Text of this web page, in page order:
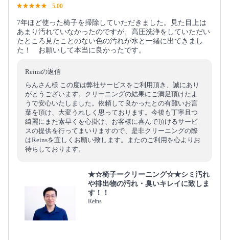
5.00
7年ほど使った椅子を掃除していただきました。見た目上は
あまり汚れていなかったのですが、高圧洗浄をしていただい
たところ見たことのない色の汚れが水と一緒に出てきまし
た！ お願いして本当に良かったです。
Reinsの返信
らんさん様 この度は弊社サービスをご利用頂き、誠にあり
がとうございます。クリーニングの結果にご満足頂けたよ
うで安心いたしました。依頼して良かったとの有難いお言
葉を頂け、大変うれしく思っております。今後も丁寧且つ
綺麗にまた素早くを心掛け、お客様に喜んで頂けるサービ
スの提供を行ってまいりますので、是非クリーニングの際
はReinsを宜しくお願い致します。またのご利用を心よりお
待ちしております。
★☆椅子ークリーニング☆★シミ汚れ
や排出物の汚れ・臭いキレイに致しま
す！！
Reins